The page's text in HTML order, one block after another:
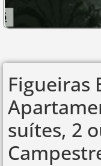
Figueiras
suítes, 2